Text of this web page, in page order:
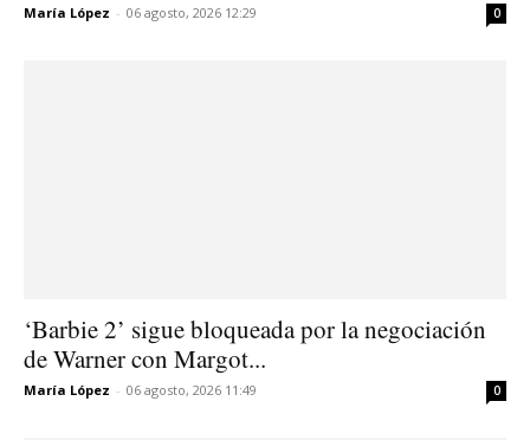
María López - 06 agosto, 2026 12:29 0
‘Barbie 2’ sigue bloqueada por la negociación
de Warner con Margot...
María López - 06 agosto, 2026 11:49 0